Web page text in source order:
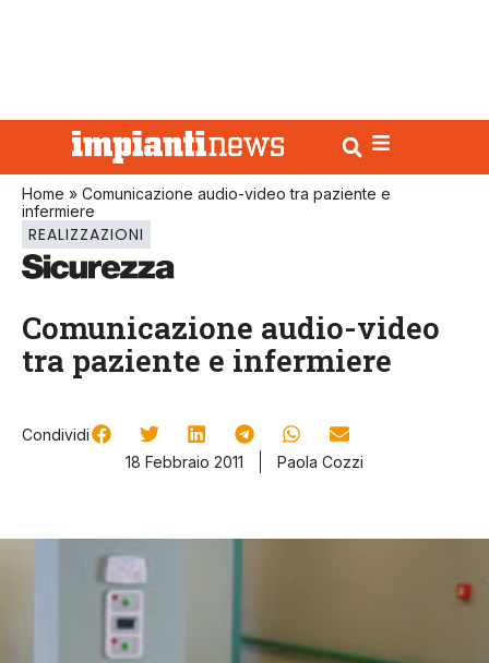
Home » Comunicazione audio-video tra paziente e
infermiere
REALIZZAZIONI
Comunicazione audio-video
tra paziente e infermiere
Condividi
18 Febbraio 2011
Paola Cozzi